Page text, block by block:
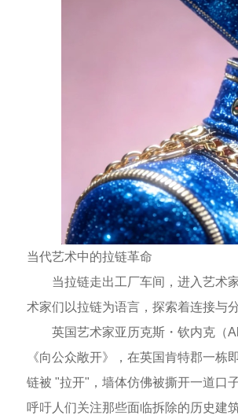
当代艺术中的拉链革命
当拉链走出工厂车间，进入艺术
术家们以拉链为语言，探索着连接与
英国艺术家亚历克斯・钦内克（
《向公众敞开》，在英国肯特郡一
链被 "拉开"，墙体仿佛被撕开一道口
呼吁人们关注那些面临拆除的历史建